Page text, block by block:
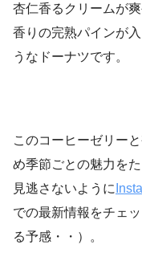
杏仁香るクリームが
香りの完熟パインが
うなドーナツです。
このコーヒーゼリー
め季節ごとの魅力を
見逃さないように
での最新情報をチェ
る予感・・）。